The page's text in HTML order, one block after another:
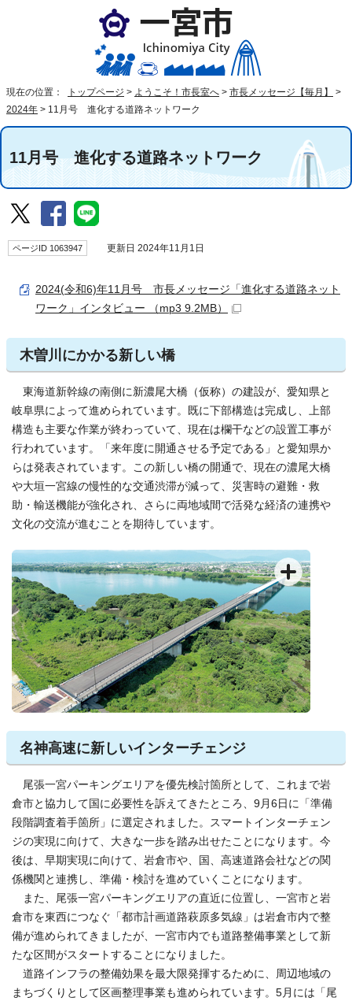
現在の位置： トップページ > ようこそ！市長室へ > 市長メッセージ【毎月】
>
2024年 > 11月号 進化する道路ネットワーク
11月号 進化する道路ネットワーク
ページID 1063947 更新日 2024年11月1日
2024(令和6)年11月号 市長メッセージ「進化する道路ネット
ワーク」インタビュー （mp3 9.2MB）
木曽川にかかる新しい橋
東海道新幹線の南側に新濃尾大橋（仮称）の建設が、愛知県と
岐阜県によって進められています。既に下部構造は完成し、上部
構造も主要な作業が終わっていて、現在は欄干などの設置工事が
行われています。「来年度に開通させる予定である」と愛知県か
らは発表されています。この新しい橋の開通で、現在の濃尾大橋
や大垣一宮線の慢性的な交通渋滞が減って、災害時の避難・救
助・輸送機能が強化され、さらに両地域間で活発な経済の連携や
文化の交流が進むことを期待しています。
名神高速に新しいインターチェンジ
尾張一宮パーキングエリアを優先検討箇所として、これまで岩
倉市と協力して国に必要性を訴えてきたところ、9月6日に「準備
段階調査着手箇所」に選定されました。スマートインターチェン
ジの実現に向けて、大きな一歩を踏み出せたことになります。今
後は、早期実現に向けて、岩倉市や、国、高速道路会社などの関
係機関と連携し、準備・検討を進めていくことになります。
また、尾張一宮パーキングエリアの直近に位置し、一宮市と岩
倉市を東西につなぐ「都市計画道路萩原多気線」は岩倉市内で整
備が進められてきましたが、一宮市内でも道路整備事業として新
たな区間がスタートすることになりました。
道路インフラの整備効果を最大限発揮するために、周辺地域の
まちづくりとして区画整理事業も進められています。5月には「尾